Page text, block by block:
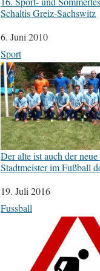
Schaltis Greiz-Sachswitz
Datum
6. Juni 2010
In Bezug auf
Sport
Der alte ist auch der
Stadtmeister im Fußball
Datum
19. Juli 2016
In Bezug auf
Fussball